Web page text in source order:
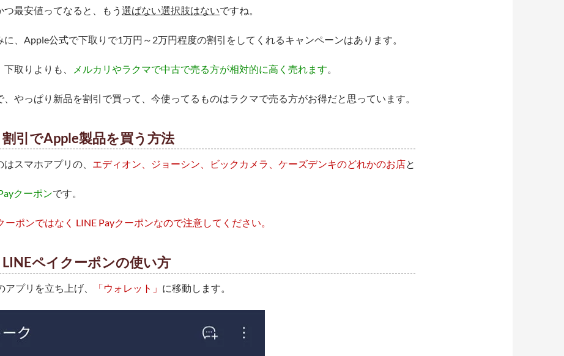
つ最安値ってなると、もう 選ばない選択肢はないですね。
に、Apple公式で下取りで1万円～2万円程度の割引をしてくれるキャンペーンはあります。
下取りよりも、 メルカリやラクマで中古で売る方が相対的に高く売れます。
、やっぱり新品を割引で買って、今使ってるものはラクマで売る方がお得だと思っています。
割引でApple製品を買う方法
はスマホアプリの、 エディオン、ジョーシン、ビックカメラ、ケーズデンキのどれかのお店と
クーポンです。
ーポンではなく LINE Payクーポンなので注意してください。
LINEペイクーポンの使い方
アプリを立ち上げ、 「ウォレット」 に移動します。